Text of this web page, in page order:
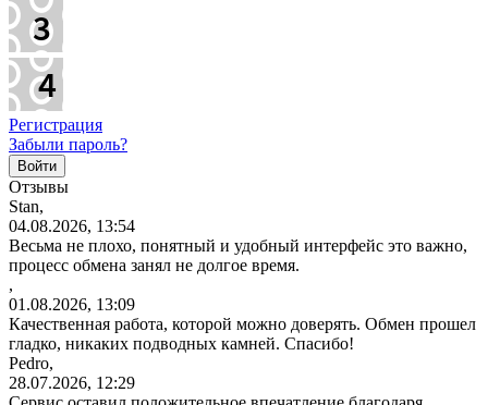
Регистрация
Забыли пароль?
Отзывы
Stan,
04.08.2026, 13:54
Весьма не плохо, понятный и удобный интерфейс это важно,
процесс обмена занял не долгое время.
,
01.08.2026, 13:09
Качественная работа, которой можно доверять. Обмен прошел
гладко, никаких подводных камней. Спасибо!
Pedro,
28.07.2026, 12:29